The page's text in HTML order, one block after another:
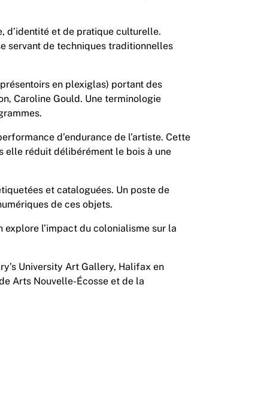
d’identité et de pratique culturelle.
servant de techniques traditionnelles
en plexiglas) portant des
Caroline Gould. Une terminologie
d’endurance de l’artiste. Cette
elle réduit délibérément le bois à une
et cataloguées. Un poste de
de ces objets.
explore l’impact du colonialisme sur la
University Art Gallery, Halifax en
Arts Nouvelle-Écosse et de la